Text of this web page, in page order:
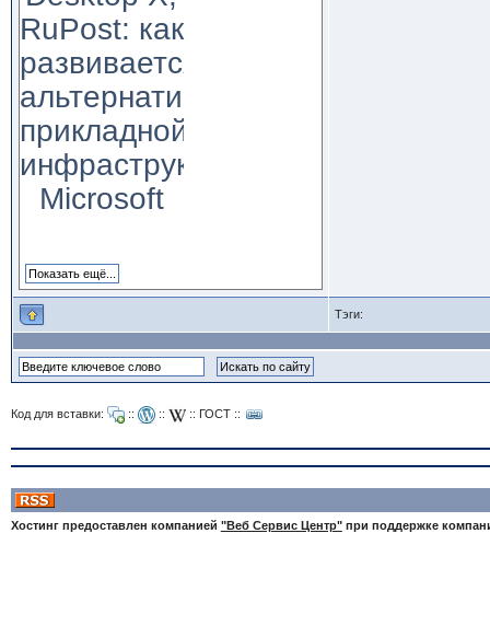
RuPost: как
развивается
альтернатива
прикладной
инфраструктуре
Microsoft
Тэги:
Код для вставки: :: :: :: ГОСТ::
Хостинг предоставлен компанией "Веб Сервис Центр"при поддержке